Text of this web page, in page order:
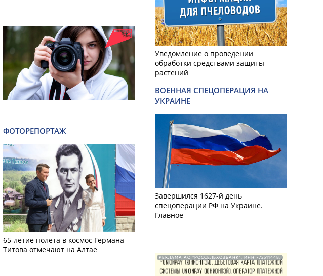
ФОТОРЕПОРТАЖ
65-летие полета в космос Германа
Титова отмечают на Алтае
Уведомление о проведении
обработки средствами защиты
растений
ВОЕННАЯ СПЕЦОПЕРАЦИЯ НА
УКРАИНЕ
Завершился 1627-й день
спецоперации РФ на Украине.
Главное
РЕКЛАМА АО "РОССЕЛЬХОЗБАНК". ИНН 772511448.